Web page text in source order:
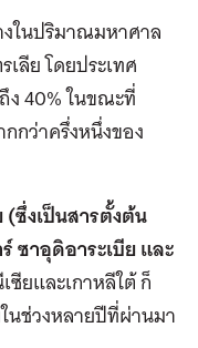
ในปริมาณมหาศาล
ลีย โดยประเทศ
40% ในขณะที่
กว่าครึ่งหนึ่งของ
(ซึ่งเป็นสารตั้งต้น
ซาอุดิอาระเบีย และ
ยและเกาหลีใต้ ก็
นช่วงหลายปีที่ผ่านมา